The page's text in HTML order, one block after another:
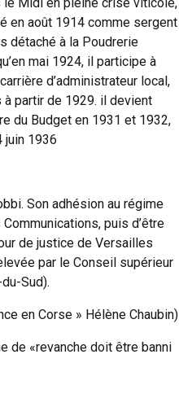
en août 1914 comme sergent
détaché à la Poudrerie
mai 1924, il participe à
d’administrateur local,
partir de 1929. il devient
du Budget en 1931 et 1932,
juin 1936
Son adhésion au régime
puis d’être
de justice de Versailles
par le Conseil supérieur
Sud).
en Corse » Hélène Chaubin)
de «re­vanche doit être banni